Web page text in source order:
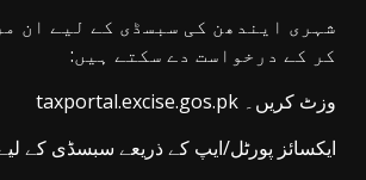
شہری ایندھن کی سبسڈی کے لیے ان
کر کے درخواست دے سکتے ہیں:
taxportal.excise.gos.pk وزٹ کریں۔
ایکسائز پورٹل/ایپ کے ذریعے سبسڈی کے